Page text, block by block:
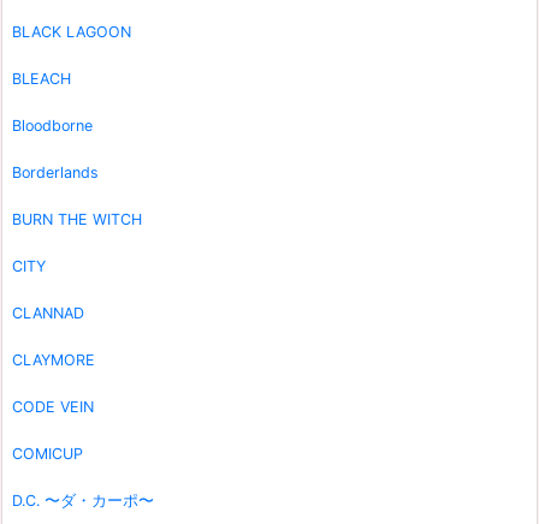
BLACK LAGOON
BLEACH
Bloodborne
Borderlands
BURN THE WITCH
CITY
CLANNAD
CLAYMORE
CODE VEIN
COMICUP
D.C. 〜ダ・カーポ〜